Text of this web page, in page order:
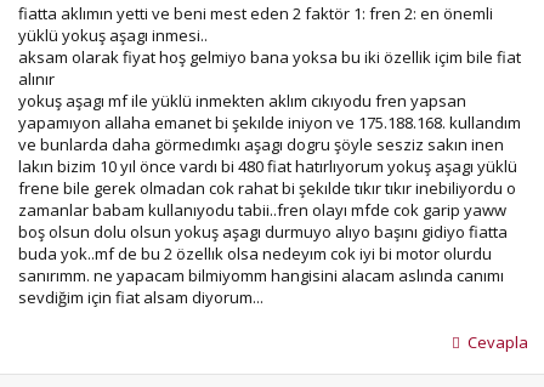
fiatta aklımın yetti ve beni mest eden 2 faktör 1: fren 2: en önemli
yüklü yokuş aşagı inmesi..
aksam olarak fiyat hoş gelmiyo bana yoksa bu iki özellik içim bile fiat
alınır
yokuş aşagı mf ile yüklü inmekten aklım cıkıyodu fren yapsan
yapamıyon allaha emanet bi şekılde iniyon ve 175.188.168. kullandım
ve bunlarda daha görmedımkı aşagı dogru şöyle sesziz sakın inen
lakın bizim 10 yıl önce vardı bi 480 fiat hatırlıyorum yokuş aşagı yüklü
frene bile gerek olmadan cok rahat bi şekılde tıkır tıkır inebiliyordu o
zamanlar babam kullanıyodu tabii..fren olayı mfde cok garip yaww
boş olsun dolu olsun yokuş aşagı durmuyo alıyo başını gidiyo fiatta
buda yok..mf de bu 2 özellık olsa nedeyım cok iyi bi motor olurdu
sanırımm. ne yapacam bilmiyomm hangisini alacam aslında canımı
sevdiğim için fiat alsam diyorum...
Cevapla